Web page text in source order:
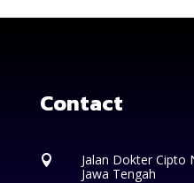
Contact

Jalan Dokter Cipto
Jawa Tengah